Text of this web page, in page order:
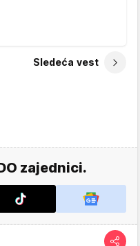
Sledeća vest
zajednici.